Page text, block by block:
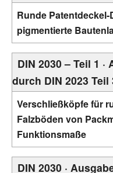
Runde
pigmentierte
DIN 2030 – Teil 1
durch DIN 2023
Verschließköpfe für
Falzböden von
Funktionsmaße
DIN 2030 ·